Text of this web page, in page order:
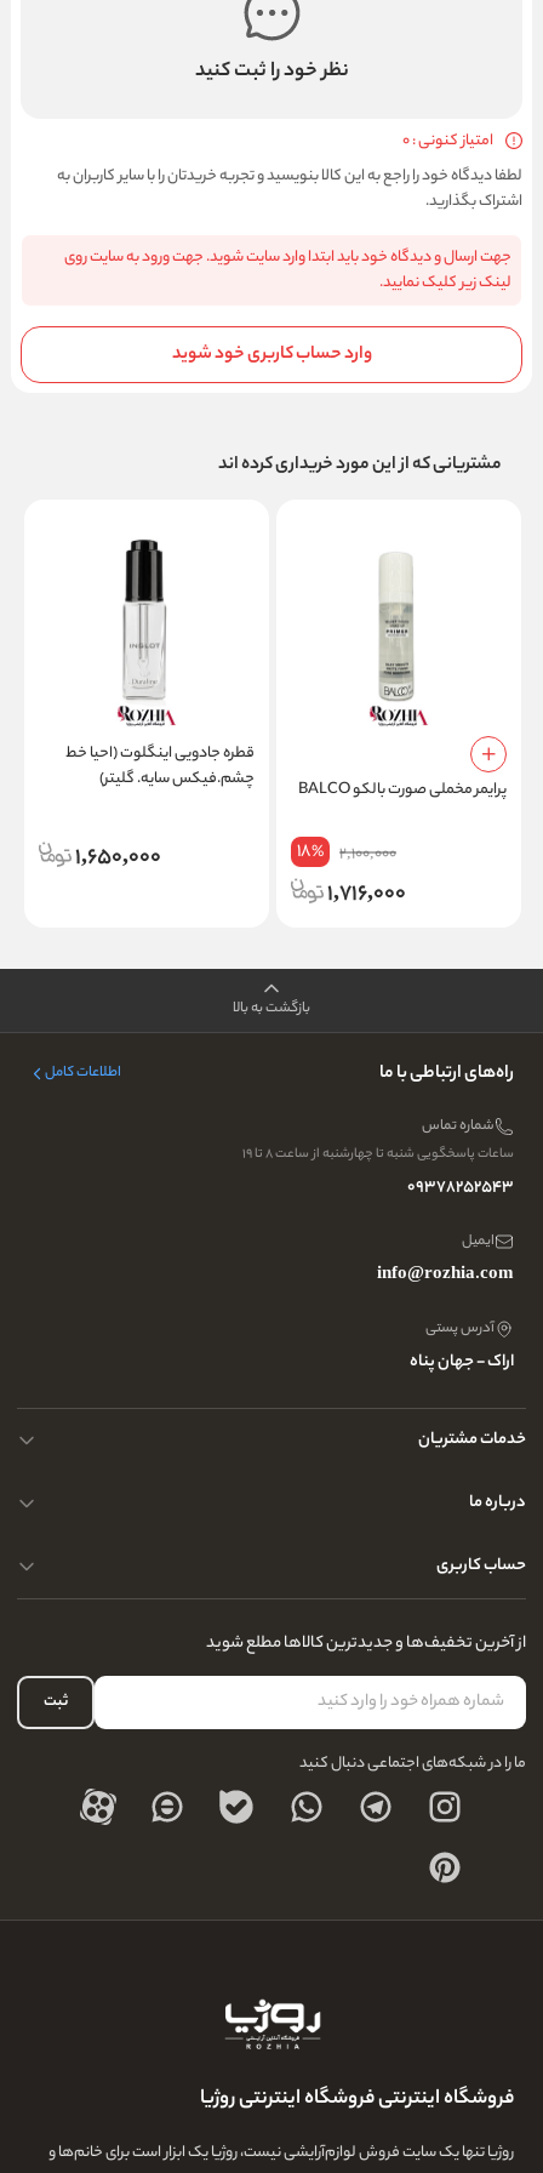
نظر خود را ثبت کنید
امتیاز کنونی : 0
لطفا دیدگاه خود را راجع به این کالا بنویسید و تجربه خریدتان را با سایر کاربران به
اشتراک بگذارید.
جهت ارسال و دیدگاه خود باید ابتدا وارد سایت شوید. جهت ورود به سایت روی
لینک زیر کلیک نمایید.
وارد حساب کاربری خود شوید
مشتریانی که از این مورد خریداری کرده اند
پرایمر مخملی صورت بالکو BALCO
2,100,000
18%
1,716,000
قطره جادویی اینگلوت (احیا خط
چشم.فیکس سایه. گلیتر)
1,650,000
بازگشت به بالا
راه‌های ارتباطی با ما اطلاعات کامل
شماره تماس
ساعات پاسخگویی شنبه تا چهارشنبه از ساعت ۸ تا ۱۹
09378252543
ایمیل
info@rozhia.com
آدرس پستی
اراک - جهان پناه
خدمات مشتریان
حریم خصوصی کاربران
تماس با ما
درباره ما
سوالات متداول
آدرس فروشگاه
نحوه ارسال کالا
نحوه بازگشت کالا
درباره ما
حساب کاربری
لیست علاقه‌مندی
حساب کاربری
از آخرین تخفیف‌ها و جدیدترین کالاها مطلع شوید
ثبت
ما را در شبکه‌های اجتماعی دنبال کنید
فروشگاه اینترنتی فروشگاه اینترنتی روژیا
روژیا تنها یک سایت فروش لوازم‌آرایشی نیست، روژیا یک ابزار است برای خانم‌ها و